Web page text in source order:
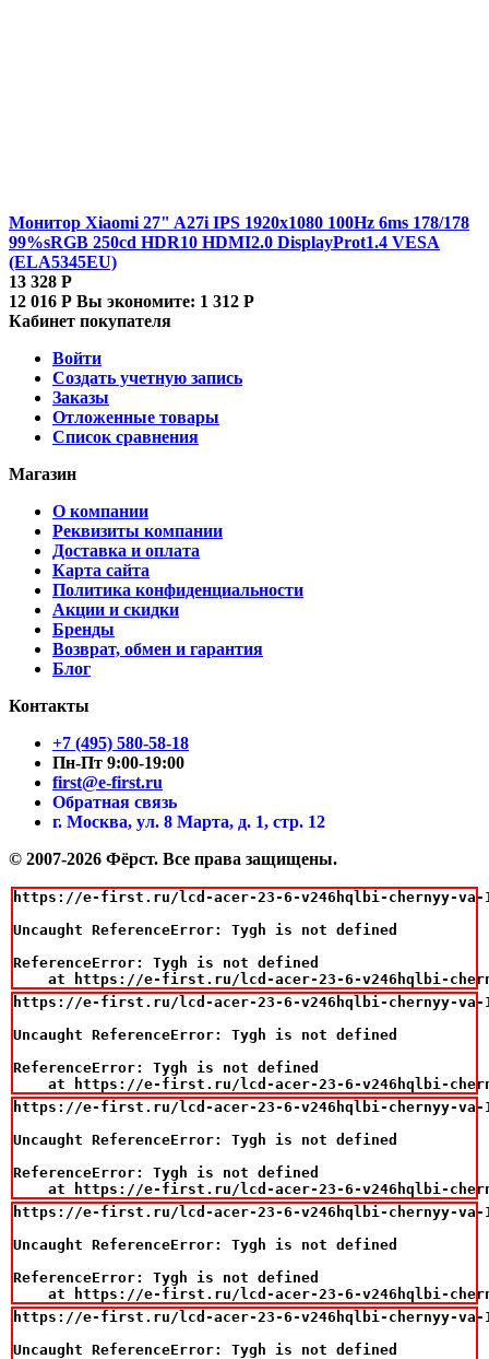
Монитор Xiaomi 27" A27i IPS 1920x1080 100Hz 6ms 178/178
99%sRGB 250cd HDR10 HDMI2.0 DisplayProt1.4 VESA
(ELA5345EU)
13 328 Р
12 016 Р Вы экономите: 1 312 Р
Кабинет покупателя
Войти
Создать учетную запись
Заказы
Отложенные товары
Список сравнения
Магазин
О компании
Реквизиты компании
Доставка и оплата
Карта сайта
Политика конфиденциальности
Акции и скидки
Бренды
Возврат, обмен и гарантия
Блог
Контакты
+7 (495) 580-58-18
Пн-Пт 9:00-19:00
first@e-first.ru
Обратная связь
г. Москва, ул. 8 Марта, д. 1, стр. 12
© 2007-2026 Фёрст. Все права защищены.
https://e-first.ru/lcd-acer-23-6-v246hqlbi-chernyy-va-
Uncaught ReferenceError: Tygh is not defined
ReferenceError: Tygh is not defined
at https://e-first.ru/lcd-acer-23-6-v246hqlbi-
https://e-first.ru/lcd-acer-23-6-v246hqlbi-chernyy-va-
Uncaught ReferenceError: Tygh is not defined
ReferenceError: Tygh is not defined
at https://e-first.ru/lcd-acer-23-6-v246hqlbi-
https://e-first.ru/lcd-acer-23-6-v246hqlbi-chernyy-va-
Uncaught ReferenceError: Tygh is not defined
ReferenceError: Tygh is not defined
at https://e-first.ru/lcd-acer-23-6-v246hqlbi-
https://e-first.ru/lcd-acer-23-6-v246hqlbi-chernyy-va-
Uncaught ReferenceError: Tygh is not defined
ReferenceError: Tygh is not defined
at https://e-first.ru/lcd-acer-23-6-v246hqlbi-
https://e-first.ru/lcd-acer-23-6-v246hqlbi-chernyy-va-
Uncaught ReferenceError: Tygh is not defined